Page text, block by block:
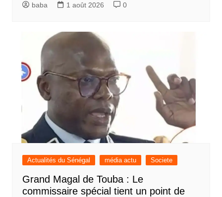
baba 1 août 2026 0
Actualités du Sénégal média actu Societe
Grand Magal de Touba : Le
commissaire spécial tient un point de